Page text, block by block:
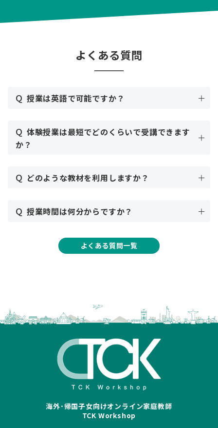
よくある質問
Q 授業は英語で可能ですか？
Q 体験授業は最短でどのくらいで受講できます
か？
Q どのような教材を利用しますか？
Q 授業時間は何分からですか？
よくある質問一覧
海外･帰国子女向けオンライン家庭教師
TCK Workshop